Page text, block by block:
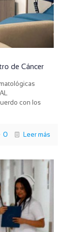
de Cáncer
con los
0 Leer más